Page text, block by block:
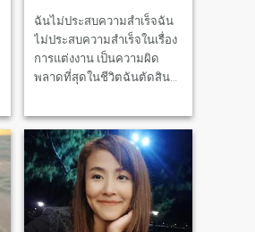
ฉันไม่ประสบความสำเร็จฉัน
ไม่ประสบความสำเร็จในเรื่อง
การแต่งงาน เป็นความผิด
พลาดที่สุดในชีวิตฉันตัดสิน
คุณแม่เลี้ยงเดี่ยวมากกว่า 16
ปีตอนนี้ลูกชายของฉันเติบโต
ฉันภูมิใจในตัวเขาในขณะ
เดียวกันฉันรู้สึกเป็นอิสระและ
ยังกระฉับกระเฉงคล่องแค